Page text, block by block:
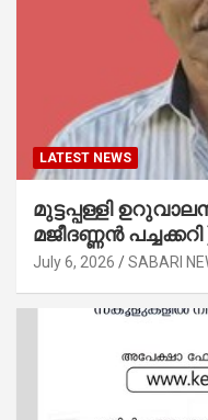
LATEST NEWS
മുട്ടപ്പള്ളി
മജീദണ്ണൻ
July 6, 2026 SABARI